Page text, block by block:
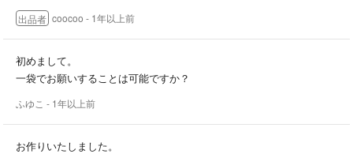
出品者 coocoo - 1年以上前
初めまして。
一袋でお願いすることは可能ですか？
ふゆこ - 1年以上前
お作りいたしました。